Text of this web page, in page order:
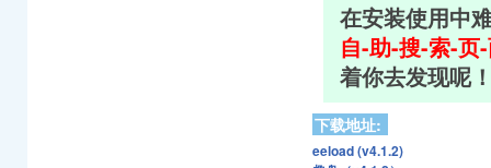
在安装使用中
自-助-搜-索-页
着你去发现呢
下载地址:
eeload (v4.1.2)